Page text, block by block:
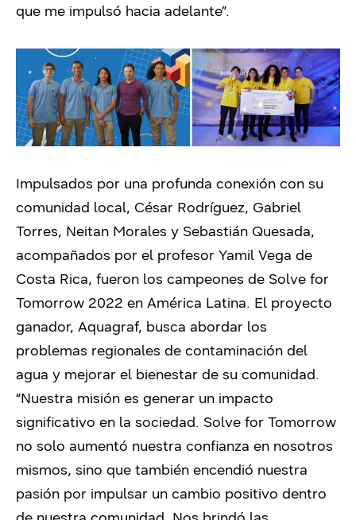
que me impulsó hacia adelante”.
Impulsados por una profunda conexión con su
comunidad local, César Rodríguez, Gabriel
Torres, Neitan Morales y Sebastián Quesada,
acompañados por el profesor Yamil Vega de
Costa Rica, fueron los campeones de Solve for
Tomorrow 2022 en América Latina. El proyecto
ganador, Aquagraf, busca abordar los
problemas regionales de contaminación del
agua y mejorar el bienestar de su comunidad.
“Nuestra misión es generar un impacto
significativo en la sociedad. Solve for Tomorrow
no solo aumentó nuestra confianza en nosotros
mismos, sino que también encendió nuestra
pasión por impulsar un cambio positivo dentro